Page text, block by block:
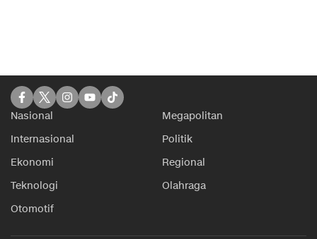
Nasional
Megapolitan
Internasional
Politik
Ekonomi
Regional
Teknologi
Olahraga
Otomotif